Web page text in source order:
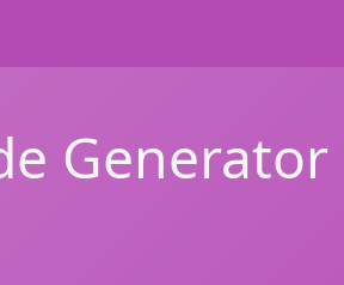
Generator